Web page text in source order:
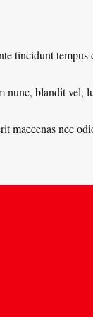
tincidunt
nunc, blandit vel,
maecenas nec